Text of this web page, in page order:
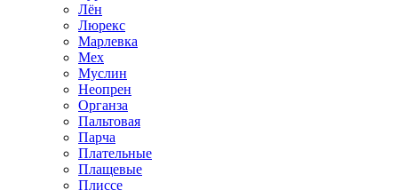
Лён
Люрекс
Марлевка
Мех
Муслин
Неопрен
Органза
Пальтовая
Парча
Плательные
Плащевые
Плиссе